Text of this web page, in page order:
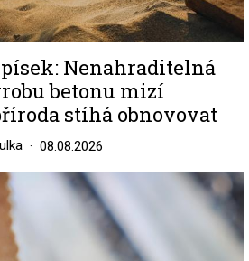
Nenahraditelná
betonu mizí
stíhá obnovovat
08.08.2026